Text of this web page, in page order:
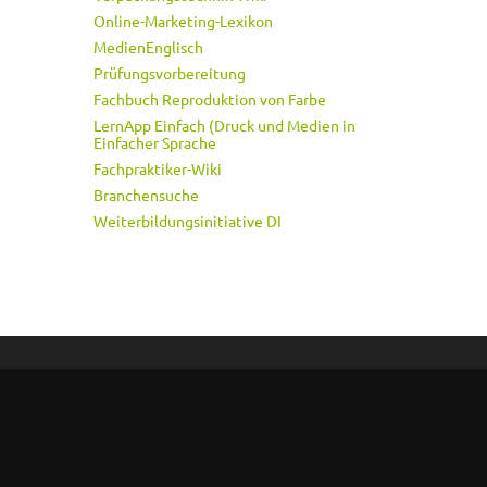
Online-Marketing-Lexikon
MedienEnglisch
Prüfungsvorbereitung
Fachbuch Reproduktion von Farbe
LernApp Einfach (Druck und Medien in
Einfacher Sprache
Fachpraktiker-Wiki
Branchensuche
Weiterbildungsinitiative DI